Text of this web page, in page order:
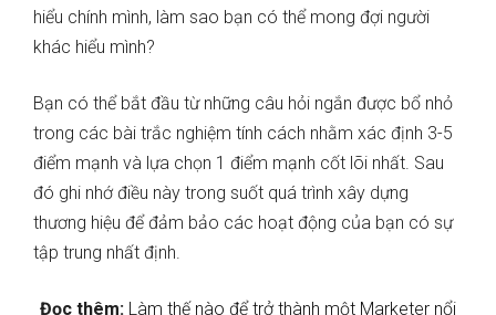
hiểu chính mình, làm sao bạn có thể mong đợi người
khác hiểu mình?
Bạn có thể bắt đầu từ những câu hỏi ngắn được bổ nhỏ
trong các bài trắc nghiệm tính cách nhằm xác định 3-5
điểm mạnh và lựa chọn 1 điểm mạnh cốt lõi nhất. Sau
đó ghi nhớ điều này trong suốt quá trình xây dựng
thương hiệu để đảm bảo các hoạt động của bạn có sự
tập trung nhất định.
Đọc thêm: Làm thế nào để trở thành một Marketer nổi